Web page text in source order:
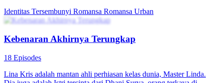
Identitas Tersembunyi Romansa Romansa Urban
Kebenaran Akhirnya Terungkap
18 Episodes
Lina Kris adalah mantan ahli perhiasan kelas dunia, Master Linda.